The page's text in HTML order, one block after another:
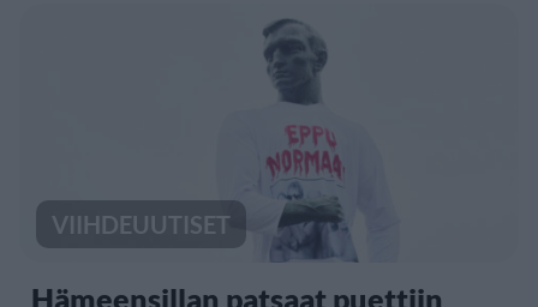
VIIHDEUUTISET
Hämeensillan patsaat puettiin